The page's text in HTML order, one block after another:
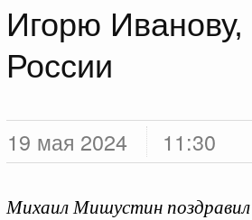
Игорю Иванову,
России
19 мая 2024 11:30
Михаил Мишустин
Демография
Здоровье
Общество
Государство